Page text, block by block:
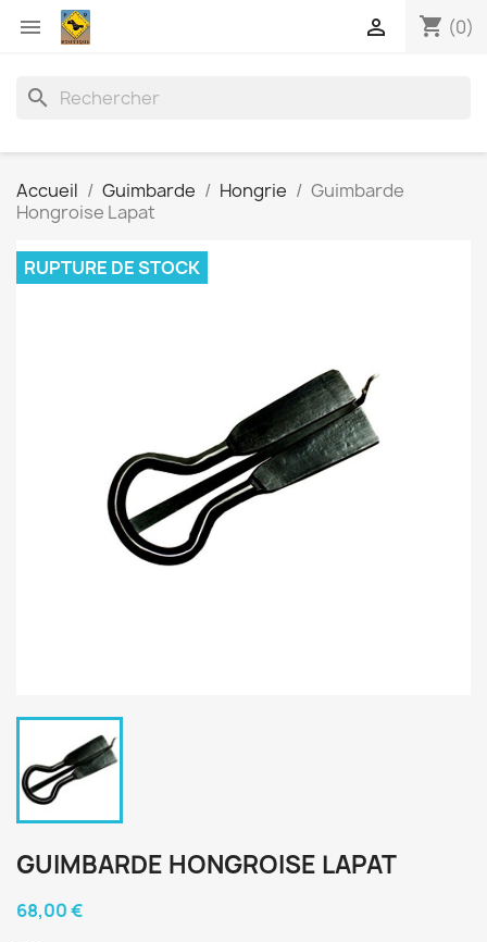
 shopping_cart (0)

search
Accueil Guimbarde Hongrie
Guimbarde
Hongroise Lapat
RUPTURE DE STOCK
GUIMBARDE HONGROISE LAPAT
68,00 €